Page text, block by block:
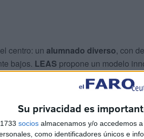
Su privacidad es
socios almacenamos y/o accedemos
como identificadores únicos e
centro: un alumnado diverso, con
bajos. LEAS propone un modelo
y la participación activa del
los encuentros con autores, la
han convertido la lectura en una
el alumnado más vulnerable.